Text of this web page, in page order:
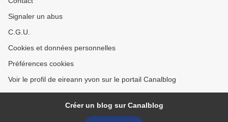
Signaler un abus
C.G.U.
Cookies et données personnelles
Préférences cookies
Voir le profil de eireann yvon sur le portail Canalblog
Créer un blog sur Canalblog